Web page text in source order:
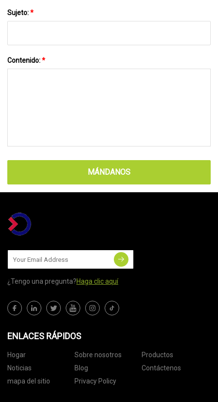
Sujeto:*
Contenido:*
MÁNDANOS
¿Tengo una pregunta?Haga clic aquí
ENLACES RÁPIDOS
Hogar Sobre nosotros
Productos
Noticias
Blog
Contáctenos
mapa del sitio
Privacy Policy